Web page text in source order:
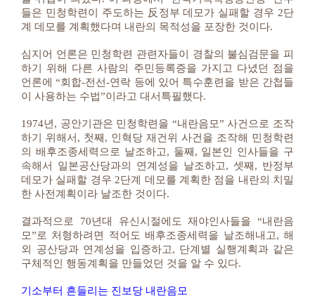
들은 민청학련이 주도하는 反정부 데모가 실패할 경우 2단
계 데모를 계획했다며 내란의 목적성을 포장한 것이다.
심지어 언론은 민청학련 관련자들이 경찰의 불심검문을 피
하기 위해 다른 사람의 주민등록증을 가지고 다녔던 점을
언론에 “회합-전선-연락 등에 있어 특수훈련을 받은 간첩들
이 사용하는 수법”이라고 대서특필했다.
1974년, 공안기관은 민청학련을 “내란음모” 사건으로 조작
하기 위해서, 첫째, 인혁당 재건위 사건을 조작해 민청학련
의 배후조종세력으로 날조하고, 둘째, 일본인 인사들을 구
속해서 일본공산당과의 연계성을 날조하고, 셋째, 반정부
데모가 실패할 경우 2단계 데모를 계획한 점을 내란의 치밀
한 사전계획이라 날조한 것이다.
결과적으로 70년대 유신시절에도 재야인사들을 “내란음
모”로 처형하려면 적어도 배후조종세력을 날조해내고, 해
외 공산당과 연계성을 입증하고, 단계별 실행계획과 같은
구체적인 행동계획을 만들었던 것을 알 수 있다.
기소부터 흔들리는 진보당 내란음모